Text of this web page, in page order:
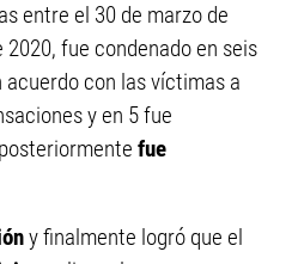
entre el 30 de marzo de
fue condenado en seis
con las víctimas a
y en 5 fue
fue
y finalmente logró que el